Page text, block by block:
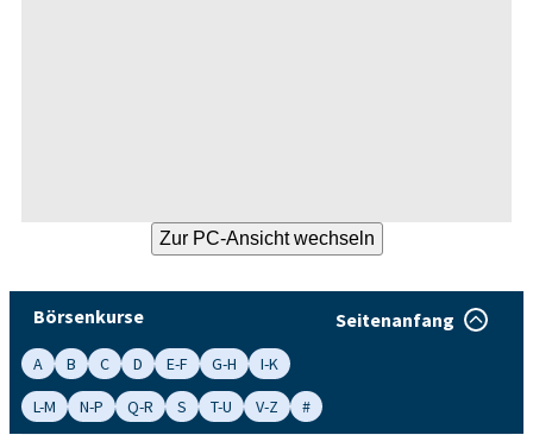
Börsenkurse Seitenanfang
A B C D E-F G-H
I-K
L-M
N-P Q-R S T-U V-Z #